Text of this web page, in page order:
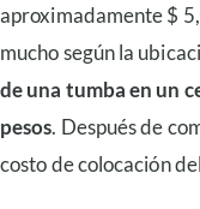
aproximadamente $
mucho según la
de una tumba en un
pesos. Después de
costo de colocación